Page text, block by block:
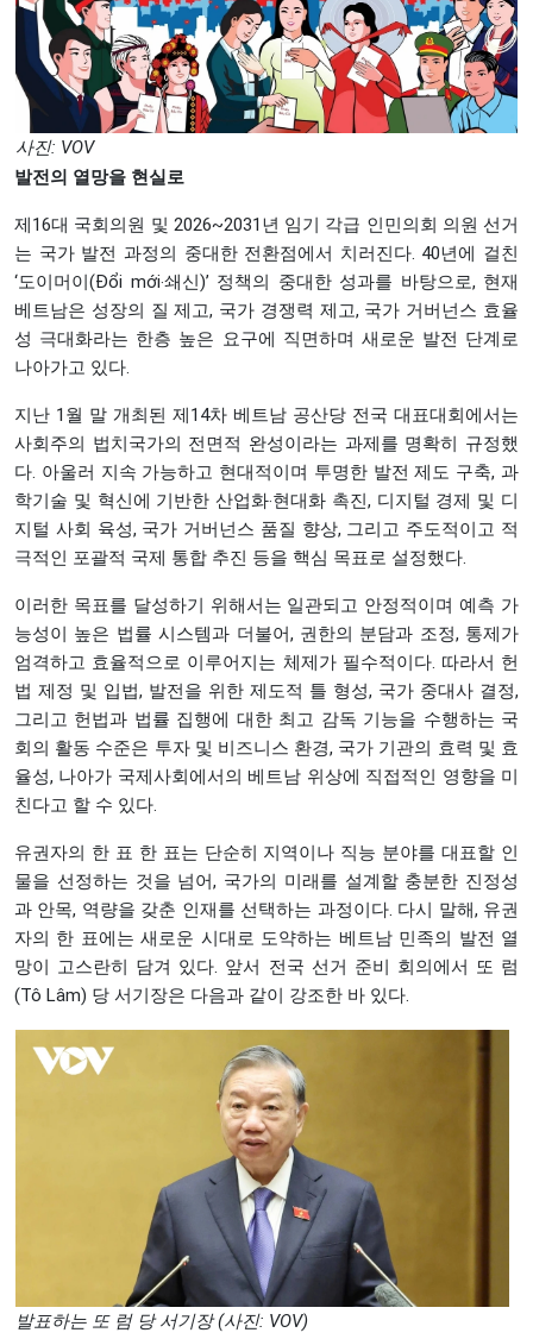
사진: VOV
발전의 열망을 현실로
제16대 국회의원 및 2026~2031년 임기 각급 인민의회 의원 선거
는 국가 발전 과정의 중대한 전환점에서 치러진다. 40년에 걸친
‘도이머이(Đổi mới‧쇄신)’ 정책의 중대한 성과를 바탕으로, 현재
베트남은 성장의 질 제고, 국가 경쟁력 제고, 국가 거버넌스 효율
성 극대화라는 한층 높은 요구에 직면하며 새로운 발전 단계로
나아가고 있다.
지난 1월 말 개최된 제14차 베트남 공산당 전국 대표대회에서는
사회주의 법치국가의 전면적 완성이라는 과제를 명확히 규정했
다. 아울러 지속 가능하고 현대적이며 투명한 발전 제도 구축, 과
학기술 및 혁신에 기반한 산업화‧현대화 촉진, 디지털 경제 및 디
지털 사회 육성, 국가 거버넌스 품질 향상, 그리고 주도적이고 적
극적인 포괄적 국제 통합 추진 등을 핵심 목표로 설정했다.
이러한 목표를 달성하기 위해서는 일관되고 안정적이며 예측 가
능성이 높은 법률 시스템과 더불어, 권한의 분담과 조정, 통제가
엄격하고 효율적으로 이루어지는 체제가 필수적이다. 따라서 헌
법 제정 및 입법, 발전을 위한 제도적 틀 형성, 국가 중대사 결정,
그리고 헌법과 법률 집행에 대한 최고 감독 기능을 수행하는 국
회의 활동 수준은 투자 및 비즈니스 환경, 국가 기관의 효력 및 효
율성, 나아가 국제사회에서의 베트남 위상에 직접적인 영향을 미
친다고 할 수 있다.
유권자의 한 표 한 표는 단순히 지역이나 직능 분야를 대표할 인
물을 선정하는 것을 넘어, 국가의 미래를 설계할 충분한 진정성
과 안목, 역량을 갖춘 인재를 선택하는 과정이다. 다시 말해, 유권
자의 한 표에는 새로운 시대로 도약하는 베트남 민족의 발전 열
망이 고스란히 담겨 있다. 앞서 전국 선거 준비 회의에서 또 럼
(Tô Lâm) 당 서기장은 다음과 같이 강조한 바 있다.
발표하는 또 럼 당 서기장 (사진: VOV)